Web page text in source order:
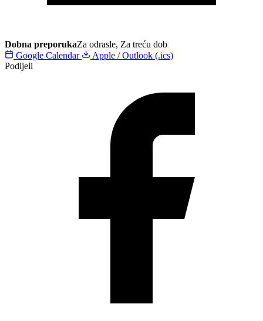
Dobna preporukaZa odrasle, Za treću dob
Google Calendar
Apple / Outlook (.ics)
Podijeli